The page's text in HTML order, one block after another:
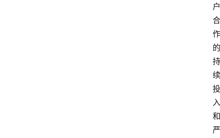
户
合
作
的
持
续
投
入
和
严